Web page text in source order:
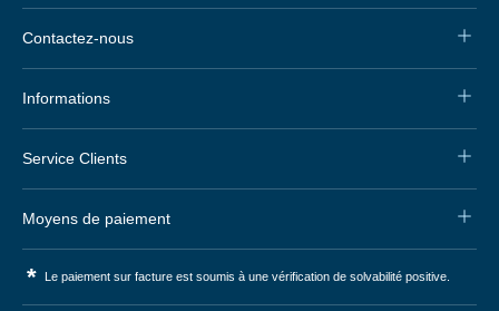
Contactez-nous
Informations
Service Clients
Moyens de paiement
* Le paiement sur facture est soumis à une vérification de solvabilité positive.